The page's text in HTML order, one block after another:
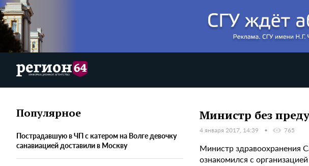
Популярное
Пострадавшую в ЧП с катером на Волге девочку
санавиацией доставили в Москву
Министр без
4 января 2017, 14:39 765
Министр здравоохранения
ознакомился с